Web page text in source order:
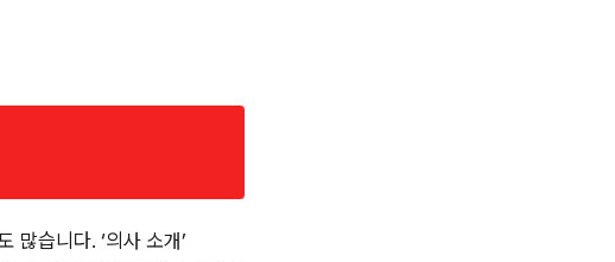
많습니다. ‘의사 소개’